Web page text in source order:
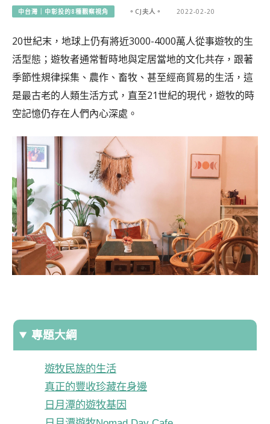
中台灣｜中彰投的8種觀察視角 。CJ夫人。 2022-02-20
20世紀末，地球上仍有將近3000-4000萬人從事遊牧的生
活型態；遊牧者通常暫時地與定居當地的文化共存，跟著
季節性規律採集、農作、畜牧、甚至經商貿易的生活，這
是最古老的人類生活方式，直至21世紀的現代，遊牧的時
空記憶仍存在人們內心深處。
專題大綱
遊牧民族的生活
真正的豐收珍藏在身邊
日月潭的遊牧基因